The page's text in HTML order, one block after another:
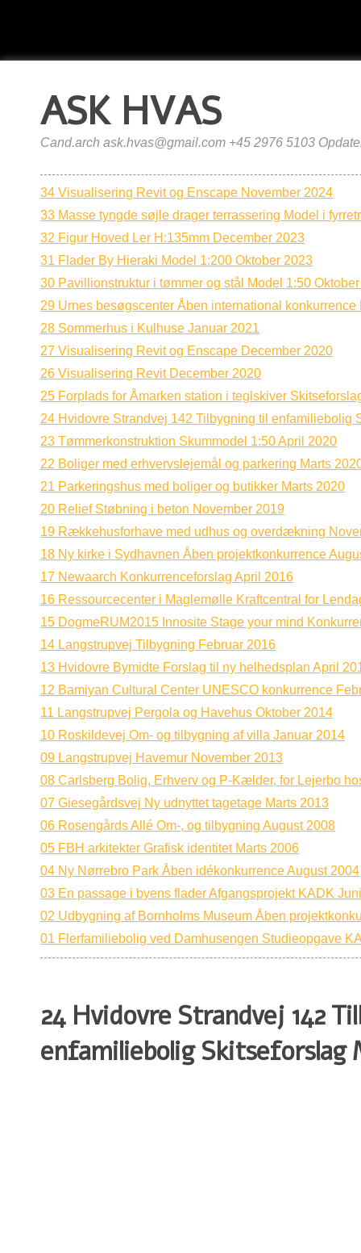
ASK HVAS
Cand.arch ask.hvas@gmail.com +45 2976 5103
34 Visualisering Revit og Enscape November 2024
33 Masse tyngde søjle drager terrassering Model i
32 Figur Hoved Ler H:135mm December 2023
31 Flader By Hieraki Model 1:200 Oktober 2023
30 Pavillionstruktur i tømmer og stål Model 1:50
29 Urnes besøgscenter Åben international konkurrence
28 Sommerhus i Kulhuse Januar 2021
27 Visualisering Revit og Enscape December 2020
26 Visualisering Revit December 2020
25 Forplads for Åmarken station i teglskiver
24 Hvidovre Strandvej 142 Tilbygning til enfamiliebolig
23 Tømmerkonstruktion Skummodel 1:50 April 2020
22 Boliger med erhvervslejemål og parkering Marts
21 Parkeringshus med boliger og butikker Marts 2020
20 Relief Støbning i beton November 2019
19 Rækkehusforhave med udhus og overdækning
18 Ny kirke i Sydhavnen Åben projektkonkurrence
17 Newaarch Konkurrenceforslag April 2016
16 Ressourcecenter i Maglemølle Kraftcentral for
15 DogmeRUM2015 Innosite Stage your mind
14 Langstrupvej Tilbygning Februar 2016
13 Hvidovre Bymidte Forslag til ny helhedsplan April
12 Bamiyan Cultural Center UNESCO konkurrence
11 Langstrupvej Pergola og Havehus Oktober 2014
10 Roskildevej Om- og tilbygning af villa Januar 2014
09 Langstrupvej Havemur November 2013
08 Carlsberg Bolig, Erhverv og P-Kælder, for Lejerbo
07 Giesegårdsvej Ny udnyttet tagetage Marts 2013
06 Rosengårds Allé Om-, og tilbygning August 2008
05 FBH arkitekter Grafisk identitet Marts 2006
04 Ny Nørrebro Park Åben idékonkurrence August 2004
03 En passage i byens flader Afgangsprojekt KADK
02 Udbygning af Bornholms Museum Åben
01 Flerfamiliebolig ved Damhusengen Studieopgave
24 Hvidovre Strandvej 142
enfamiliebolig Skitseforslag